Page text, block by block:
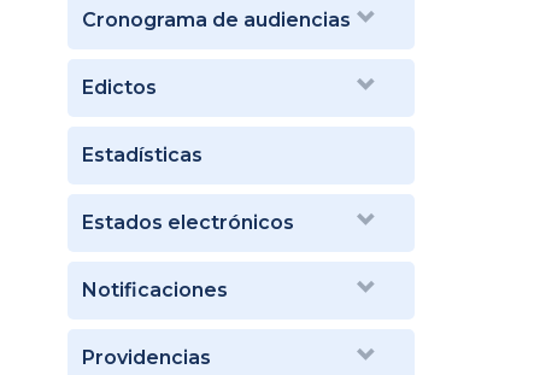
Cronograma de audiencias
Edictos
Estadísticas
Estados electrónicos
Notificaciones
Providencias